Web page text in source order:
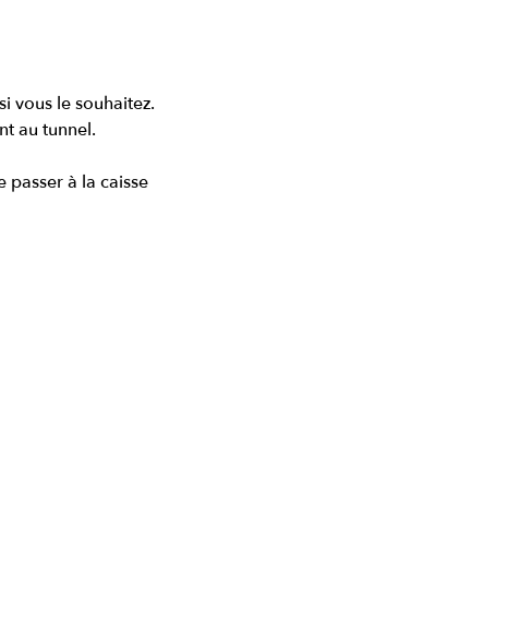
vous le souhaitez.
au tunnel.
à la caisse